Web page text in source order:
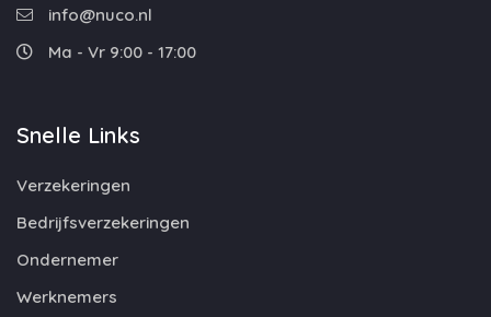
info@nuco.nl
Ma - Vr 9:00 - 17:00
Snelle Links
Verzekeringen
Bedrijfsverzekeringen
Ondernemer
Werknemers